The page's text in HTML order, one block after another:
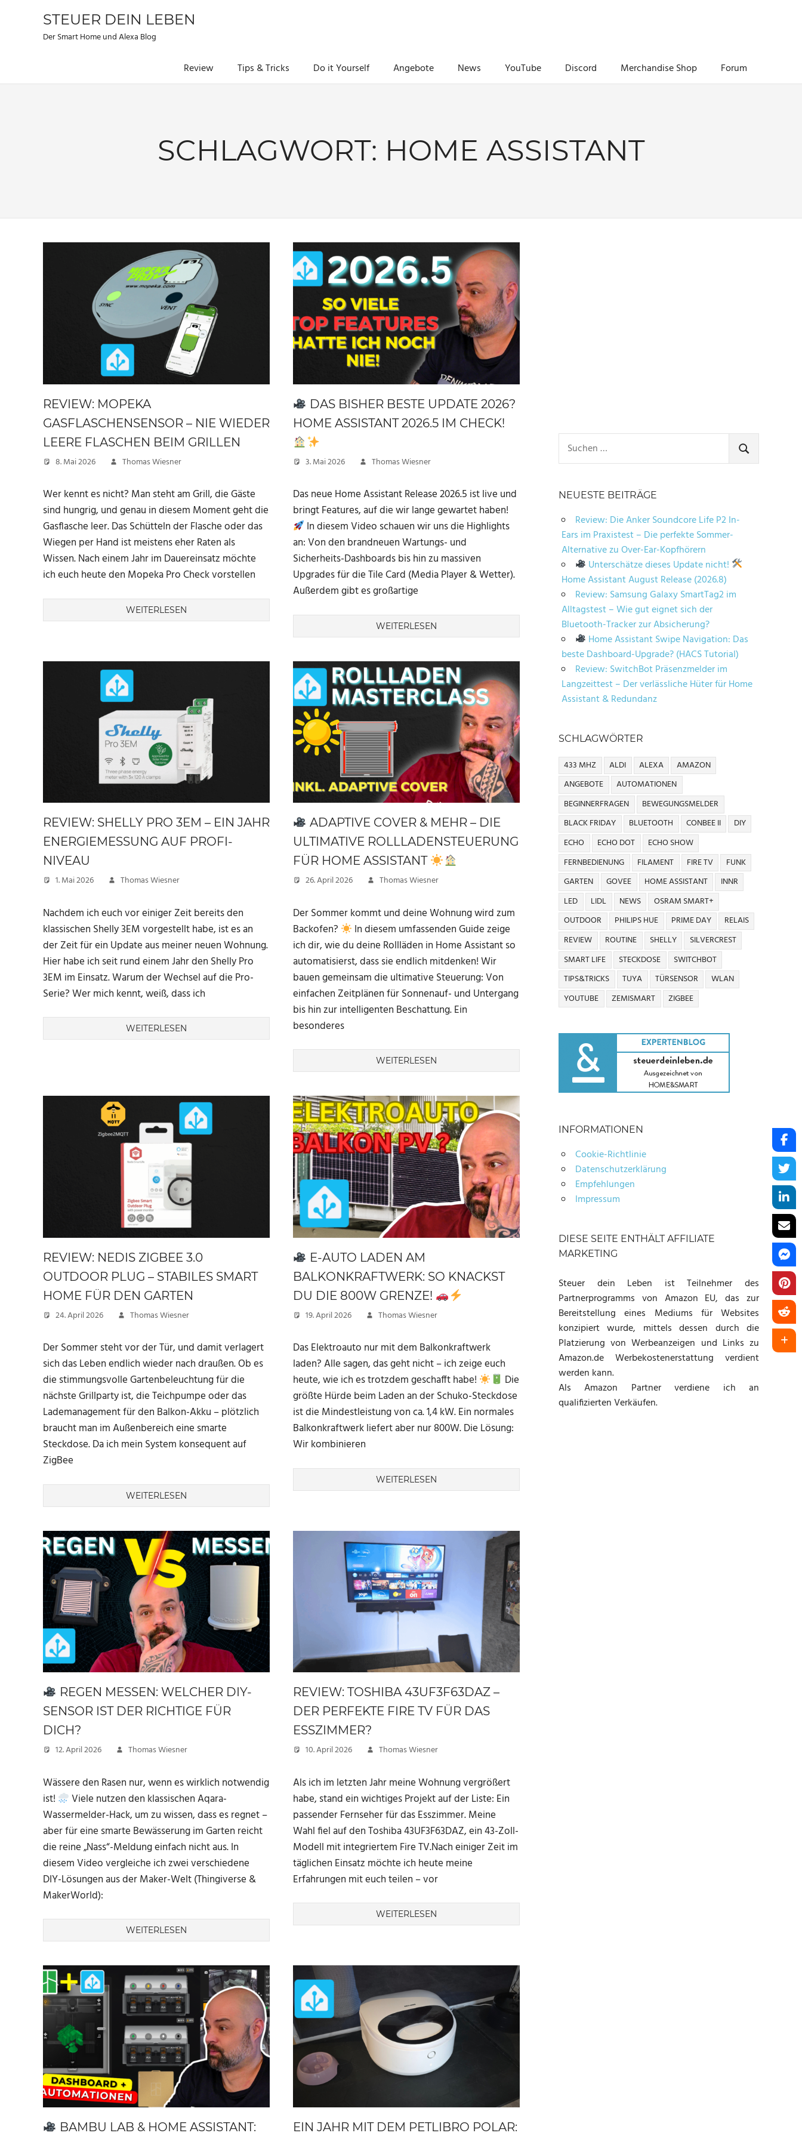
STEUER DEIN LEBEN
Der Smart Home und Alexa Blog
Review Tips & Tricks Do it Yourself Angebote News YouTube Discord Merchandise Shop Forum
SCHLAGWORT: HOME ASSISTANT
REVIEW: MOPEKA
GASFLASCHENSENSOR – NIE WIEDER
LEERE FLASCHEN BEIM GRILLEN
8. Mai 2026 Thomas Wiesner
Wer kennt es nicht? Man steht am Grill, die Gäste
sind hungrig, und genau in diesem Moment geht die
Gasflasche leer. Das Schütteln der Flasche oder das
Wiegen per Hand ist meistens eher Raten als
Wissen. Nach einem Jahr im Dauereinsatz möchte
ich euch heute den Mopeka Pro Check vorstellen
WEITERLESEN
DAS BISHER BESTE UPDATE 2026?
HOME ASSISTANT 2026.5 IM CHECK!
3. Mai 2026 Thomas Wiesner
Das neue Home Assistant Release 2026.5 ist live und
bringt Features, auf die wir lange gewartet haben!
In diesem Video schauen wir uns die Highlights
an: Von den brandneuen Wartungs- und
Sicherheits-Dashboards bis hin zu massiven
Upgrades für die Tile Card (Media Player & Wetter).
Außerdem gibt es großartige
WEITERLESEN
REVIEW: SHELLY PRO 3EM – EIN JAHR
ENERGIEMESSUNG AUF PROFI-
NIVEAU
1. Mai 2026 Thomas Wiesner
Nachdem ich euch vor einiger Zeit bereits den
klassischen Shelly 3EM vorgestellt habe, ist es an
der Zeit für ein Update aus meiner neuen Wohnung.
Hier habe ich seit rund einem Jahr den Shelly Pro
3EM im Einsatz. Warum der Wechsel auf die Pro-
Serie? Wer mich kennt, weiß, dass ich
WEITERLESEN
ADAPTIVE COVER & MEHR – DIE
ULTIMATIVE ROLLLADENSTEUERUNG
FÜR HOME ASSISTANT
26. April 2026 Thomas Wiesner
Der Sommer kommt und deine Wohnung wird zum
Backofen?
In diesem umfassenden Guide zeige
ich dir, wie du deine Rollläden in Home Assistant so
automatisierst, dass sie endlich mitdenken! Wir
bauen gemeinsam die ultimative Steuerung: Von
einfachen Zeitplänen für Sonnenauf- und Untergang
bis hin zur intelligenten Beschattung. Ein
besonderes
WEITERLESEN
REVIEW: NEDIS ZIGBEE 3.0
OUTDOOR PLUG – STABILES SMART
HOME FÜR DEN GARTEN
24. April 2026 Thomas Wiesner
Der Sommer steht vor der Tür, und damit verlagert
sich das Leben endlich wieder nach draußen. Ob es
die stimmungsvolle Gartenbeleuchtung für die
nächste Grillparty ist, die Teichpumpe oder das
Lademanagement für den Balkon-Akku – plötzlich
braucht man im Außenbereich eine smarte
Steckdose. Da ich mein System konsequent auf
ZigBee
WEITERLESEN
E-AUTO LADEN AM
BALKONKRAFTWERK: SO KNACKST
DU DIE 800W GRENZE!
19. April 2026 Thomas Wiesner
Das Elektroauto nur mit dem Balkonkraftwerk
laden? Alle sagen, das geht nicht – ich zeige euch
heute, wie ich es trotzdem geschafft habe!
Die
größte Hürde beim Laden an der Schuko-Steckdose
ist die Mindestleistung von ca. 1,4 kW. Ein normales
Balkonkraftwerk liefert aber nur 800W. Die Lösung:
Wir kombinieren
WEITERLESEN
REGEN MESSEN: WELCHER DIY-
SENSOR IST DER RICHTIGE FÜR
DICH?
12. April 2026 Thomas Wiesner
Wässere den Rasen nur, wenn es wirklich notwendig
ist!
Viele nutzen den klassischen Aqara-
Wassermelder-Hack, um zu wissen, dass es regnet –
aber für eine smarte Bewässerung im Garten reicht
die reine „Nass“-Meldung einfach nicht aus. In
diesem Video vergleiche ich zwei verschiedene
DIY-Lösungen aus der Maker-Welt (Thingiverse &
MakerWorld):
WEITERLESEN
REVIEW: TOSHIBA 43UF3F63DAZ –
DER PERFEKTE FIRE TV FÜR DAS
ESSZIMMER?
10. April 2026 Thomas Wiesner
Als ich im letzten Jahr meine Wohnung vergrößert
habe, stand ein wichtiges Projekt auf der Liste: Ein
passender Fernseher für das Esszimmer. Meine
Wahl fiel auf den Toshiba 43UF3F63DAZ, ein 43-Zoll-
Modell mit integriertem Fire TV.Nach einiger Zeit im
täglichen Einsatz möchte ich heute meine
Erfahrungen mit euch teilen – vor
WEITERLESEN
BAMBU LAB & HOME ASSISTANT:
EIN JAHR MIT DEM PETLIBRO POLAR:
nach:
SUCHEN
NEUESTE BEITRÄGE
Review: Die Anker Soundcore Life P2 In-
Ears im Praxistest – Die perfekte Sommer-
Alternative zu Over-Ear-Kopfhörern
Unterschätze dieses Update nicht!
Home Assistant August Release (2026.8)
Review: Samsung Galaxy SmartTag2 im
Alltagstest – Wie gut eignet sich der
Bluetooth-Tracker zur Absicherung?
Home Assistant Swipe Navigation: Das
beste Dashboard-Upgrade? (HACS Tutorial)
Review: SwitchBot Präsenzmelder im
Langzeittest – Der verlässliche Hüter für Home
Assistant & Redundanz
SCHLAGWÖRTER
433 MHZ ALDI ALEXA
AMAZON
ANGEBOTE
AUTOMATIONEN
BEGINNERFRAGEN
BEWEGUNGSMELDER
BLACK FRIDAY
BLUETOOTH CONBEE II
DIY
ECHO
ECHO DOT
ECHO SHOW
FERNBEDIENUNG
FILAMENT FIRE TV
FUNK
GARTEN
GOVEE HOME ASSISTANT
INNR
LED
LIDL NEWS
OSRAM SMART+
OUTDOOR
PHILIPS HUE PRIME DAY
RELAIS
REVIEW
ROUTINE SHELLY
SILVERCREST
SMART LIFE
STECKDOSE
SWITCHBOT
TIPS&TRICKS
TUYA TÜRSENSOR
WLAN
YOUTUBE
ZEMISMART ZIGBEE
INFORMATIONEN
Cookie-Richtlinie
Datenschutzerklärung
Empfehlungen
Impressum
DIESE SEITE ENTHÄLT AFFILIATE
MARKETING
Steuer dein Leben ist Teilnehmer des
Partnerprogramms von Amazon EU, das zur
Bereitstellung eines Mediums für Websites
konzipiert wurde, mittels dessen durch die
Platzierung von Werbeanzeigen und Links zu
Amazon.de Werbekostenerstattung verdient
werden kann.
Als Amazon Partner verdiene ich an
qualifizierten Verkäufen.